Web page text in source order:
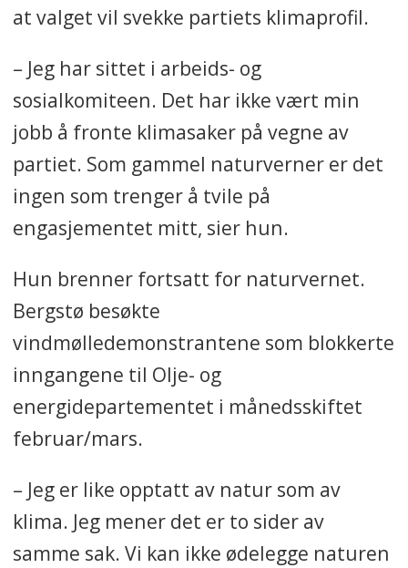
at valget vil svekke partiets klimaprofil.
– Jeg har sittet i arbeids- og
sosialkomiteen. Det har ikke vært min
jobb å fronte klimasaker på vegne av
partiet. Som gammel naturverner er det
ingen som trenger å tvile på
engasjementet mitt, sier hun.
Hun brenner fortsatt for naturvernet.
Bergstø besøkte
vindmølledemonstrantene som blokkerte
inngangene til Olje- og
energidepartementet i månedsskiftet
februar/mars.
– Jeg er like opptatt av natur som av
klima. Jeg mener det er to sider av
samme sak. Vi kan ikke ødelegge naturen